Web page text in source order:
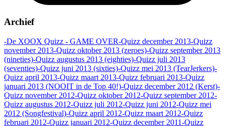
Archief
-De XOOX Quizz - GAME OVER-Quizz december 2013-Quizz
november 2013-Quizz oktober 2013 (zeroes)-Quizz september 2013
(nineties)-Quizz augustus 2013 (eighties)-Quizz juli 2013
(seventies)-Quizz juni 2013 (sixties)-Quizz mei 2013 (TearJerkers)-
Quizz april 2013-Quizz maart 2013-Quizz februari 2013-Quizz
januari 2013 (NOOIT in de Top 40!)-Quizz december 2012 (Kerst)-
Quizz november 2012-Quizz oktober 2012-Quizz september 2012-
Quizz augustus 2012-Quizz juli 2012-Quizz juni 2012-Quizz mei
2012 (Songfestival)-Quizz april 2012-Quizz maart 2012-Quizz
februari 2012-Quizz januari 2012-Quizz december 2011-Quizz